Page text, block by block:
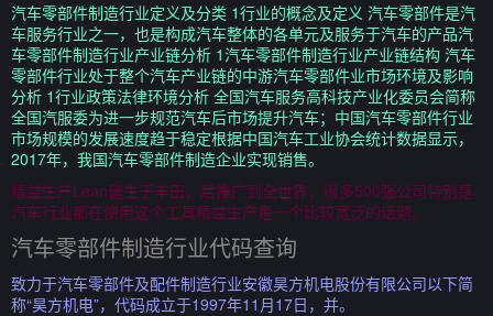
汽车零部件制造行业定义及分类 1行业的概念及定义 汽车零部件是汽
车服务行业之一，也是构成汽车整体的各单元及服务于汽车的产品汽
车零部件制造行业产业链分析 1汽车零部件制造行业产业链结构 汽车
零部件行业处于整个汽车产业链的中游汽车零部件业市场环境及影响
分析 1行业政策法律环境分析 全国汽车服务高科技产业化委员会简称
全国汽服委为进一步规范汽车后市场提升汽车；中国汽车零部件行业
市场规模的发展速度趋于稳定根据中国汽车工业协会统计数据显示，
2017年，我国汽车零部件制造企业实现销售。
精益生产Lean诞生于丰田，后推广到全世界，很多500强公司特别是
汽车行业都在使用这个工具精益生产是一个比较宽泛的话题。
汽车零部件制造行业代码查询
致力于汽车零部件及配件制造行业安徽昊方机电股份有限公司以下简
称“昊方机电”，代码成立于1997年11月17日，并。